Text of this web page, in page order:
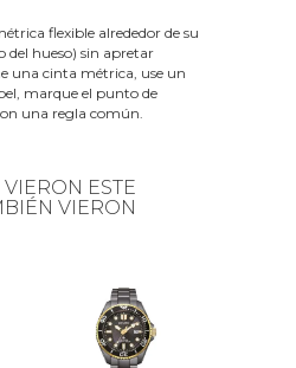
flexible alrededor de su
del hueso) sin apretar
una cinta métrica, use un
marque el punto de
una regla común.
ESTE
VIERON
Reloj Calvin